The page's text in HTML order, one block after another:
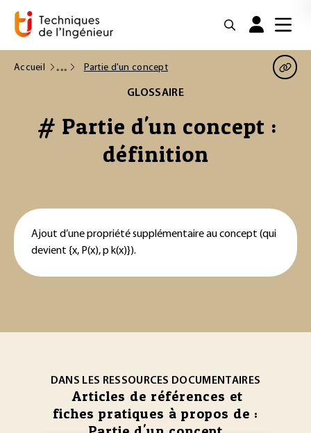
Accueil Partie d'un concept
GLOSSAIRE
# Partie d'un concept :
définition
Ajout d’une propriété supplémentaire au concept (qui
devient {x, P(x), p k(x)}).
DANS LES RESSOURCES DOCUMENTAIRES
Articles de références et
fiches pratiques à propos de :